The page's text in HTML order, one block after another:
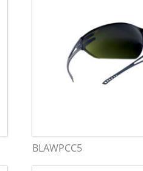
BLAWPCC5